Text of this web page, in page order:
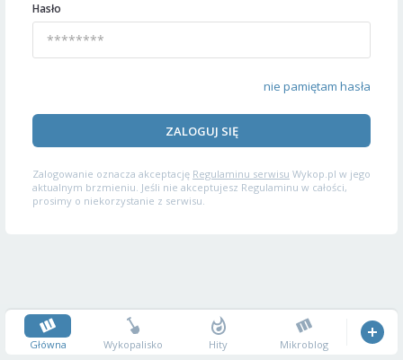
Hasło
nie pamiętam hasła
ZALOGUJ SIĘ
Zalogowanie oznacza akceptację Regulaminu serwisu Wykop.pl w jego
aktualnym brzmieniu. Jeśli nie akceptujesz Regulaminu w całości,
prosimy o niekorzystanie z serwisu.
Główna Wykopalisko Hity Mikroblog